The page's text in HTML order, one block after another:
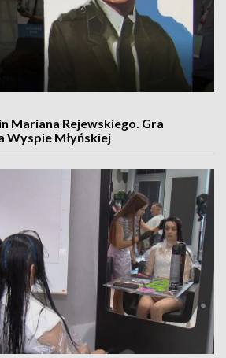
Mariana Rejewskiego. Gra
Wyspie Młyńskiej